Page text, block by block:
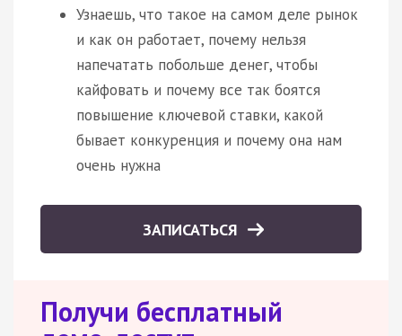
Узнаешь, что такое на самом деле рынок
и как он работает, почему нельзя
напечатать побольше денег, чтобы
кайфовать и почему все так боятся
повышение ключевой ставки, какой
бывает конкуренция и почему она нам
очень нужна
ЗАПИСАТЬСЯ
Получи бесплатный